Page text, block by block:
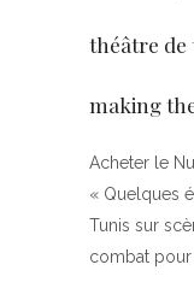
théâtre de
making
Acheter le
« Quelques
Tunis sur
combat